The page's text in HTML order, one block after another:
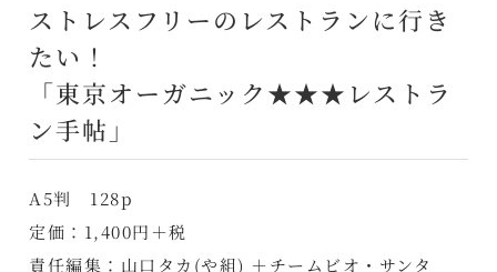
ストレスフリーのレストランに行き
たい！
「東京オーガニック★★★レストラ
ン手帖」
A5判 128p
定価：1,400円＋税
責任編集：山口タカ(や組) ＋チームビオ・サンタ